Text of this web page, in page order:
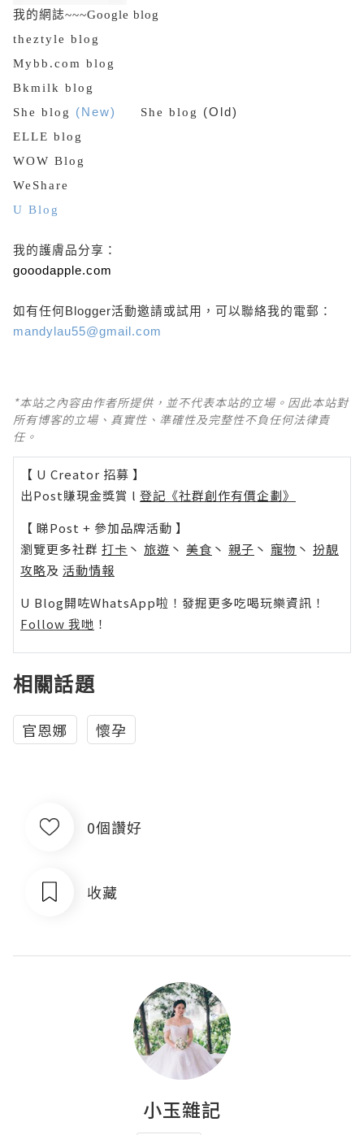
我的網誌~~~Google blog
theztyle blog
Mybb.com blog
Bkmilk blog
She blog
(New) She blog
(Old)
ELLE blog
WOW Blog
WeShare
U Blog
我的護膚品分享：
gooodapple.com
如有任何Blogger活動邀請或試用，可以聯絡我的電郵：
mandylau55@gmail.com
*本站之內容由作者所提供，並不代表本站的立場。因此本站對
所有博客的立場、真實性、準確性及完整性不負任何法律責
任。
【 U Creator 招募 】
出Post賺現金獎賞 l 登記《社群創作有價企劃》
【 睇Post + 參加品牌活動 】
瀏覽更多社群 打卡 丶 旅遊 丶 美食 丶 親子 丶 寵物 丶 扮靚
攻略及 活動情報
U Blog開咗WhatsApp啦！發掘更多吃喝玩樂資訊！
Follow 我哋 ！
相關話題
官恩娜 懷孕
0個讚好
收藏
小玉雜記